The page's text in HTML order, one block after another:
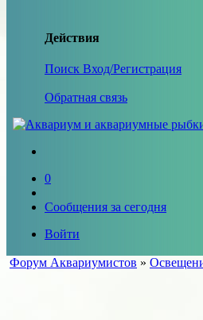
Действия
Поиск Вход/Регистрация
Обратная связь
0
Сообщения за сегодня
Войти
Форум Аквариумистов »